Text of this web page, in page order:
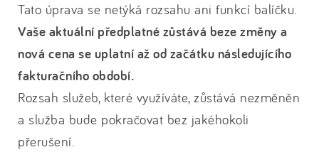
Tato úprava se netýká rozsahu ani funkcí balíčku.
Vaše aktuální předplatné zůstává beze změny a
nová cena se uplatní až od začátku následujícího
fakturačního období.
Rozsah služeb, které využíváte, zůstává nezměněn
a služba bude pokračovat bez jakéhokoli
přerušení.